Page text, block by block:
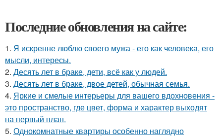
Последние обновления на сайте:
1. Я искренне люблю своего мужа - его как человека, его
мысли, интересы.
2. Десять лет в браке, дети, всё как у людей.
3. Десять лет в браке, двое детей, обычная семья.
4. Яркие и смелые интерьеры для вашего вдохновения -
это пространство, где цвет, форма и характер выходят
на первый план.
5. Однокомнатные квартиры особенно наглядно